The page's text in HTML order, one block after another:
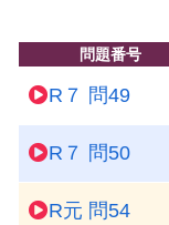
問題番号
R７ 問49
R７ 問50
R元 問54